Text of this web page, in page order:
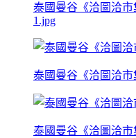
泰國曼谷《洽圖洽市
1.jpg
泰國曼谷《洽圖洽市
泰國曼谷《洽圖洽市